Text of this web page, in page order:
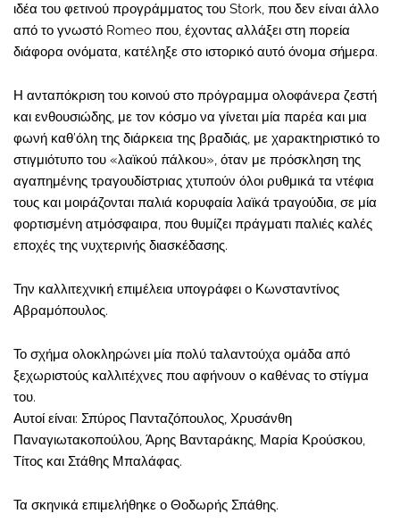
ιδέα του φετινού προγράμματος του Stork, που δεν είναι άλλο
από το γνωστό Romeo που, έχοντας αλλάξει στη πορεία
διάφορα ονόματα, κατέληξε στο ιστορικό αυτό όνομα σήμερα.
Η ανταπόκριση του κοινού στο πρόγραμμα ολοφάνερα ζεστή
και ενθουσιώδης, με τον κόσμο να γίνεται μία παρέα και μια
φωνή καθ’όλη της διάρκεια της βραδιάς, με χαρακτηριστικό το
στιγμιότυπο του «λαϊκού πάλκου», όταν με πρόσκληση της
αγαπημένης τραγουδίστριας χτυπούν όλοι ρυθμικά τα ντέφια
τους και μοιράζονται παλιά κορυφαία λαϊκά τραγούδια, σε μία
φορτισμένη ατμόσφαιρα, που θυμίζει πράγματι παλιές καλές
εποχές της νυχτερινής διασκέδασης.
Την καλλιτεχνική επιμέλεια υπογράφει ο Κωνσταντίνος
Αβραμόπουλος.
Το σχήμα ολοκληρώνει μία πολύ ταλαντούχα ομάδα από
ξεχωριστούς καλλιτέχνες που αφήνουν ο καθένας το στίγμα
του.
Αυτοί είναι: Σπύρος Πανταζόπουλος, Χρυσάνθη
Παναγιωτακοπούλου, Άρης Βανταράκης, Μαρία Κρούσκου,
Τίτος και Στάθης Μπαλάφας.
Τα σκηνικά επιμελήθηκε ο Θοδωρής Σπάθης.